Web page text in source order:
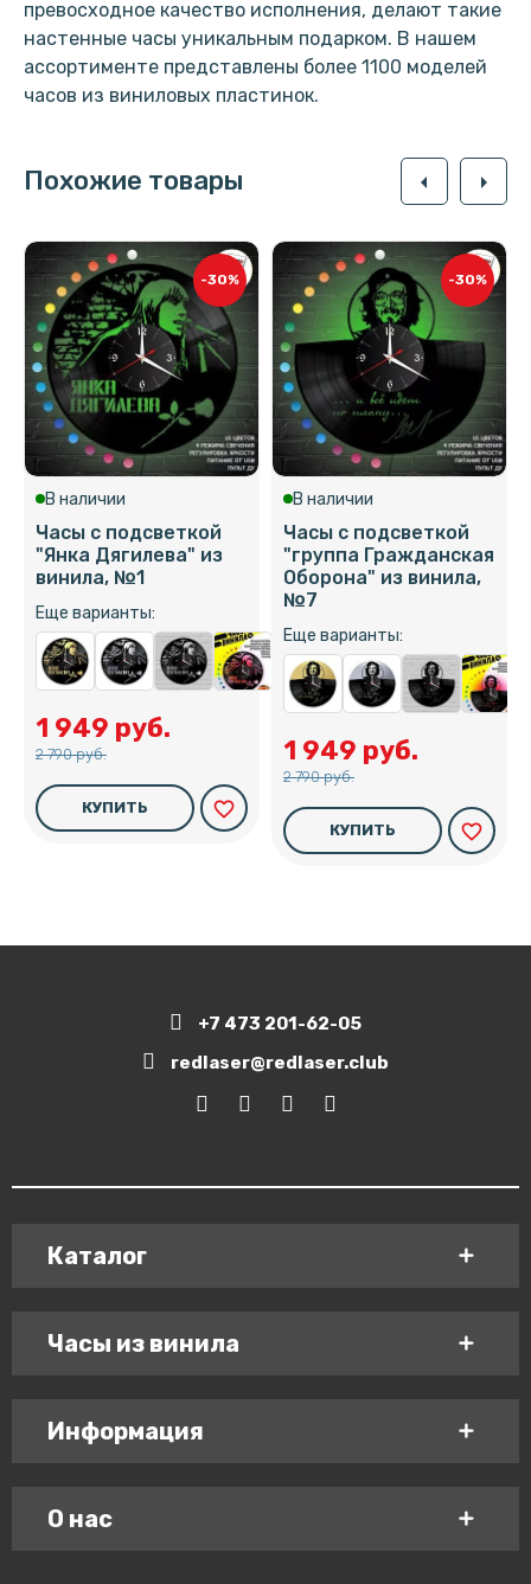
превосходное качество исполнения, делают такие
настенные часы уникальным подарком. В нашем
ассортименте представлены более 1100 моделей
часов из виниловых пластинок.
Похожие товары arrow_left arrow_right
-30%
В наличии
Часы с подсветкой
"Янка Дягилева" из
винила, №1
Еще варианты:
1 949 руб.
2 790 руб.
КУПИТЬ favorite_border
-30%
В наличии
Часы с подсветкой
"группа Гражданская
Оборона" из винила,
№7
Еще варианты:
1 949 руб.
2 790 руб.
КУПИТЬ favorite_border
+7 473 201-62-05
redlaser@redlaser.club
Каталог
Часы из винила
Информация
О нас